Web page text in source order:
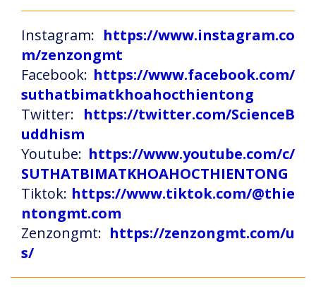
Instagram: https://www.instagram.co
m/zenzongmt
Facebook: https://www.facebook.com/
suthatbimatkhoahocthientong
Twitter: https://twitter.com/ScienceB
uddhism
Youtube: https://www.youtube.com/c/
SUTHATBIMATKHOAHOCTHIENTONG
Tiktok: https://www.tiktok.com/@thie
ntongmt.com
Zenzongmt: https://zenzongmt.com/u
s/